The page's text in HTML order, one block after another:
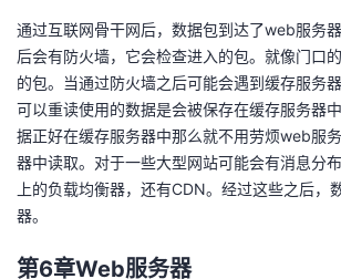
通过互联网骨干网后，数据包到达了web服务
后会有防火墙，它会检查进入的包。就像门口
的包。当通过防火墙之后可能会遇到缓存服务
可以重读使用的数据是会被保存在缓存服务器
据正好在缓存服务器中那么就不用劳烦web服
器中读取。对于一些大型网站可能会有消息分
上的负载均衡器，还有CDN。经过这些之后，
器。
第6章Web服务器